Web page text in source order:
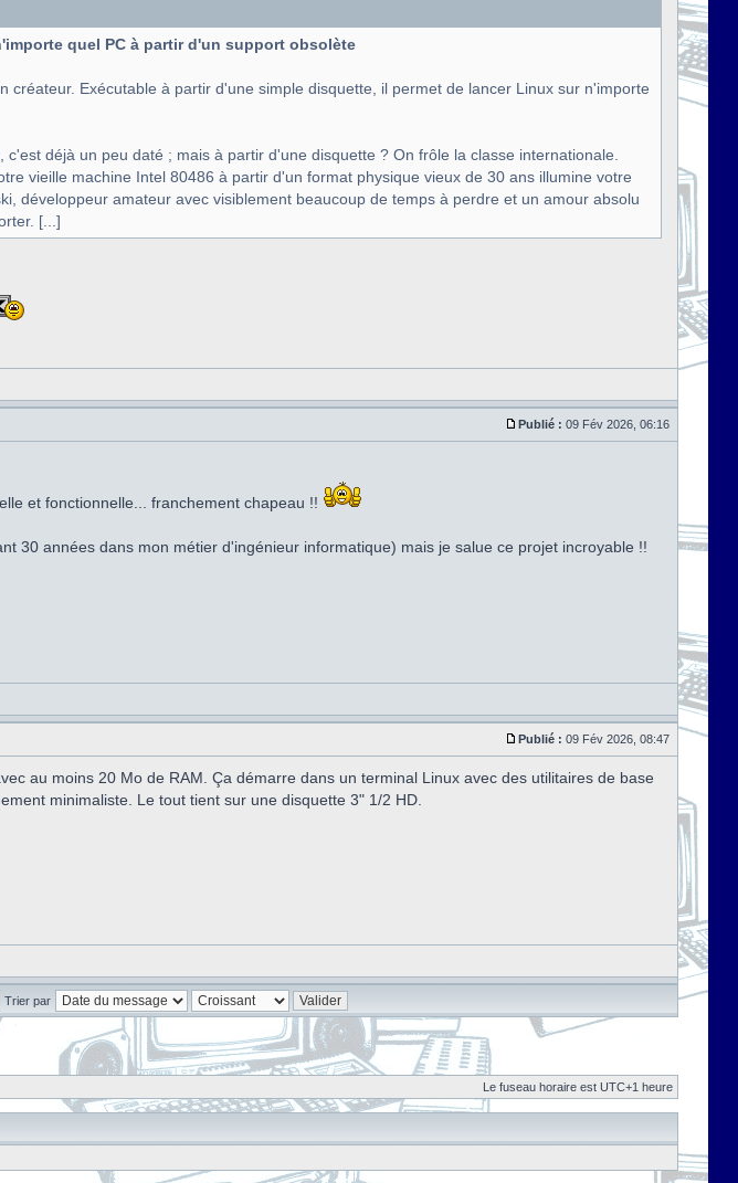
quel PC à partir d'un support obsolète
Exécutable à partir d'une simple disquette, il permet de lancer Linux sur n'importe
déjà un peu daté ; mais à partir d'une disquette ? On frôle la classe internationale.
vieille machine Intel 80486 à partir d'un format physique vieux de 30 ans illumine votre
développeur amateur avec visiblement beaucoup de temps à perdre et un amour absolu
[...]
Publié : 09 Fév 2026, 06:16
et fonctionnelle... franchement chapeau !!
30 années dans mon métier d'ingénieur informatique) mais je salue ce projet incroyable !!
Publié : 09 Fév 2026, 08:47
au moins 20 Mo de RAM. Ça démarre dans un terminal Linux avec des utilitaires de base
minimaliste. Le tout tient sur une disquette 3" 1/2 HD.
Trier par
Le fuseau horaire est UTC+1 heure